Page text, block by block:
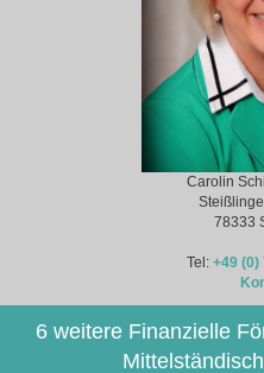
Carolin
78333
Tel: +49 (0)
6 weitere Finanzielle